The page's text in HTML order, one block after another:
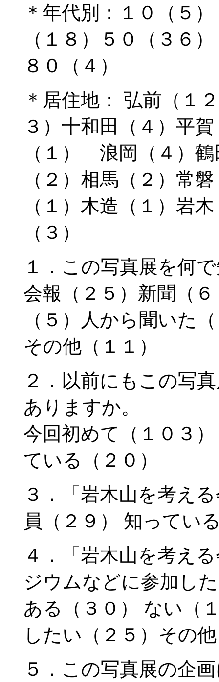
＊年代別：１０（５
（１８）５０（３６
８０（４）
＊居住地： 弘前（１
３）十和田（４）平
（１） 浪岡（４）
（２）相馬（２）常
（１）木造（１）岩
（３）
１．この写真展を何
会報（２５）新聞（
（５）人から聞いた
その他（１１）
２．以前にもこの写
ありますか。
今回初めて（１０３
ている（２０）
３．「岩木山を考え
員（２９） 知ってい
４．「岩木山を考え
ジウムなどに参加し
ある（３０） ない（
したい（２５）その
５．この写真展の企